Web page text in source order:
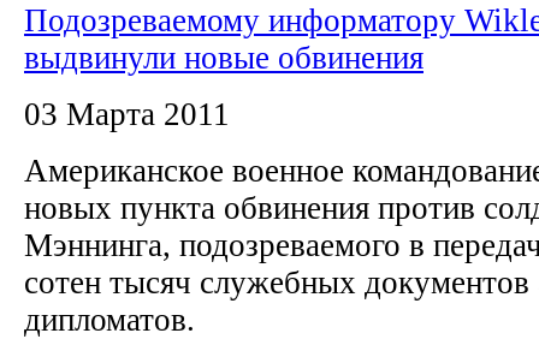
Подозреваемому информатору
выдвинули новые обвинения
03 Марта 2011
Американское военное
новых пункта обвинения против
Мэннинга, подозреваемого в
сотен тысяч служебных документов
дипломатов.